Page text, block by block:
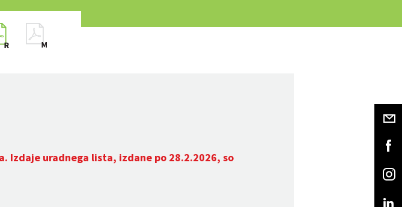
Izdaje uradnega lista, izdane po 28.2.2026, so